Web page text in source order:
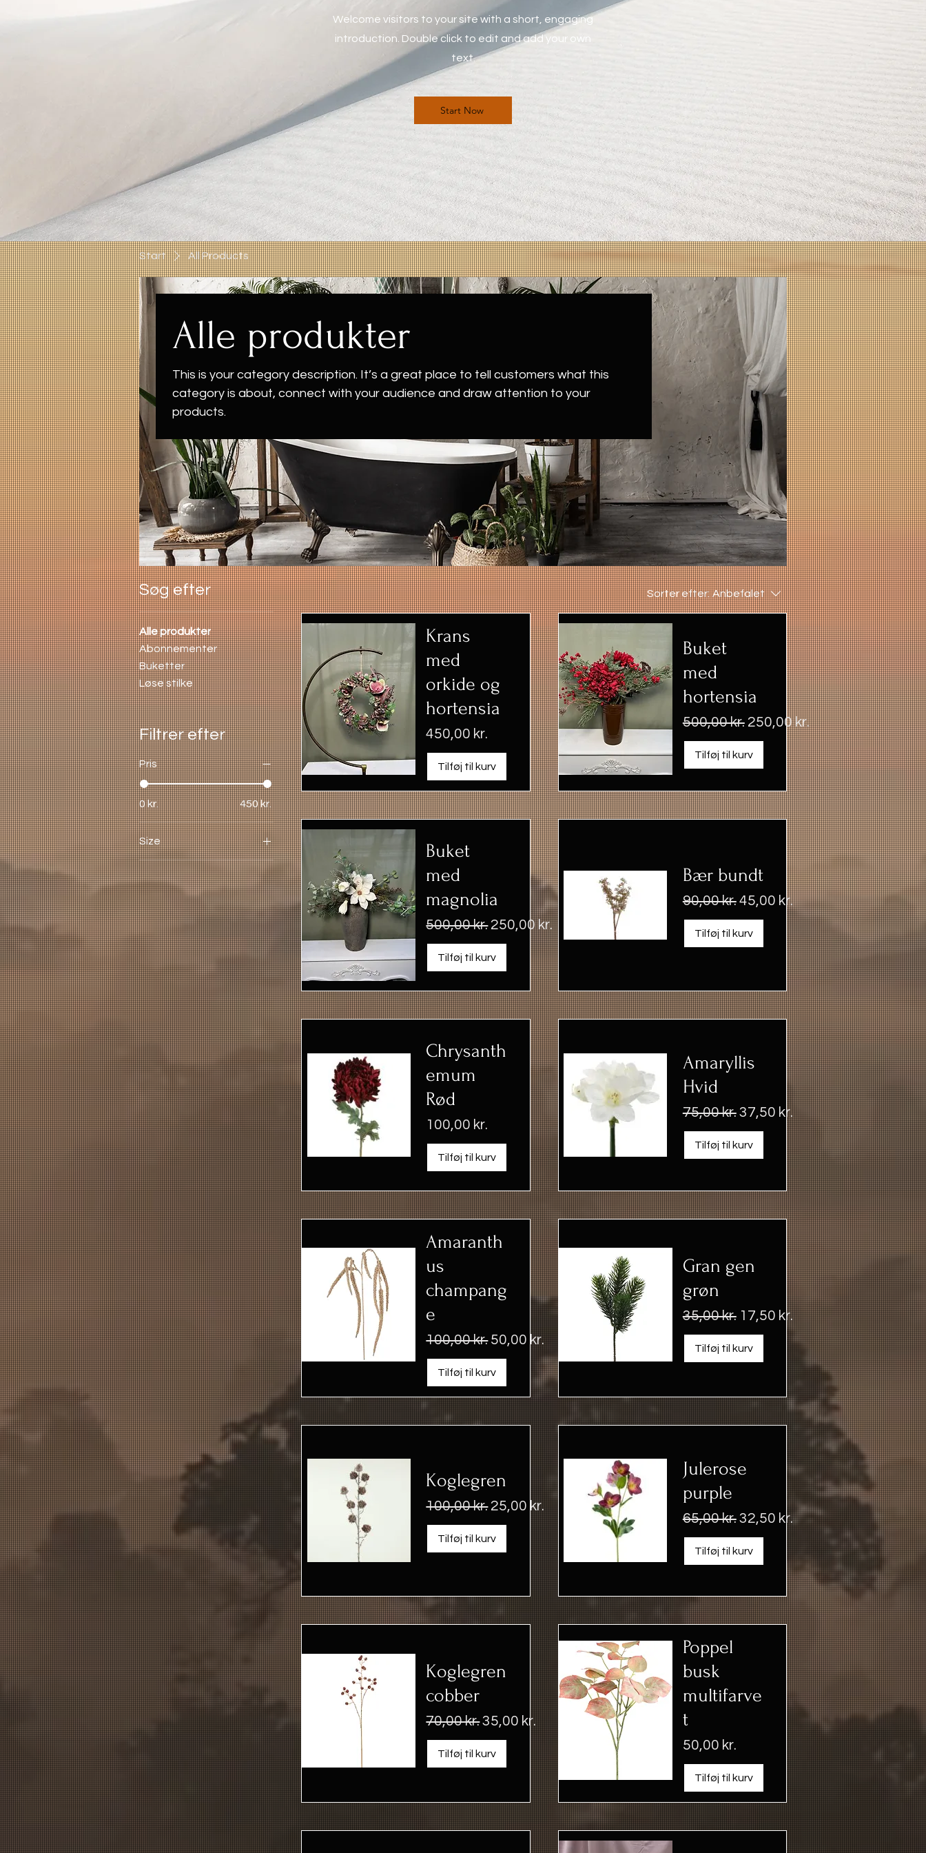
Welcome visitors to your site with a short, engaging
introduction. Double click to edit and add your own
text.
Start Now
Start All Products
Alle produkter
This is your category description. It’s a great place to tell customers what this
category is about, connect with your audience and draw attention to your
products.
Søg efter
Alle produkter
Abonnementer
Buketter
Løse stilke
Filtrer efter
Pris
0 kr. 450 kr.
Size
Large
Medium
Small
Sorter efter: Anbefalet
Krans
med
orkide og
hortensia
Pris
450,00 kr.
Tilføj til kurv
Buket
med
hortensia
Regulær pris
500,00 kr. Salgspris
250,00 kr.
Tilføj til kurv
Buket
med
magnolia
Regulær pris
500,00 kr. Salgspris
250,00 kr.
Tilføj til kurv
Bær bundt
Regulær pris
90,00 kr. Salgspris
45,00 kr.
Tilføj til kurv
Chrysanth
emum
Rød
Pris
100,00 kr.
Tilføj til kurv
Amaryllis
Hvid
Regulær pris
75,00 kr. Salgspris
37,50 kr.
Tilføj til kurv
Amaranth
us
champang
e
Regulær pris
100,00 kr. Salgspris
50,00 kr.
Tilføj til kurv
Gran gen
grøn
Regulær pris
35,00 kr. Salgspris
17,50 kr.
Tilføj til kurv
Koglegren
Regulær pris
100,00 kr. Salgspris
25,00 kr.
Tilføj til kurv
Julerose
purple
Regulær pris
65,00 kr. Salgspris
32,50 kr.
Tilføj til kurv
Koglegren
cobber
Regulær pris
70,00 kr.Salgspris
35,00 kr.
Tilføj til kurv
Poppel
busk
multifarve
t
Pris
50,00 kr.
Tilføj til kurv